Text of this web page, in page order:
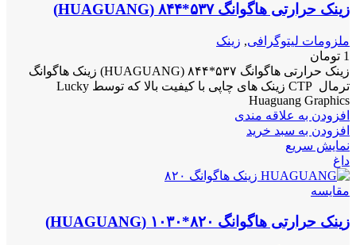
زینک حرارتی هاگوانگ ۵۳۷*۸۴۴ (HUAGUANG)
ملزومات لیتوگرافی, زینک
1 تومان
زینک حرارتی هاگوانگ ۵۳۷*۸۴۴ (HUAGUANG) زینک هاگوانگ
ترمال CTP زینک های چاپی با کیفیت بالا که توسط Lucky
Huaguang Graphics
افزودن به علاقه مندی
افزودن به سبد خرید
نمایش سریع
داغ
مقايسه
زینک حرارتی هاگوانگ ۸۲۰*۱۰۳۰ (HUAGUANG)